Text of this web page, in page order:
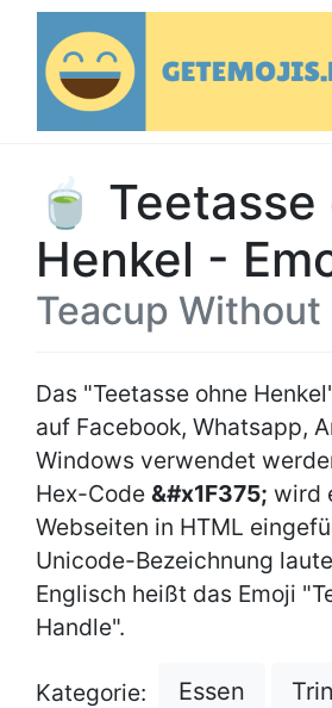
🍵 Teetasse
Henkel -
Teacup Without
Das "Teetasse ohne
auf Facebook, Whatsapp,
Windows verwendet
Hex-Code &#x1F375; wird
Webseiten in HTML
Unicode-Bezeichnung
Englisch heißt das Emoji
Handle".
Kategorie: Essen